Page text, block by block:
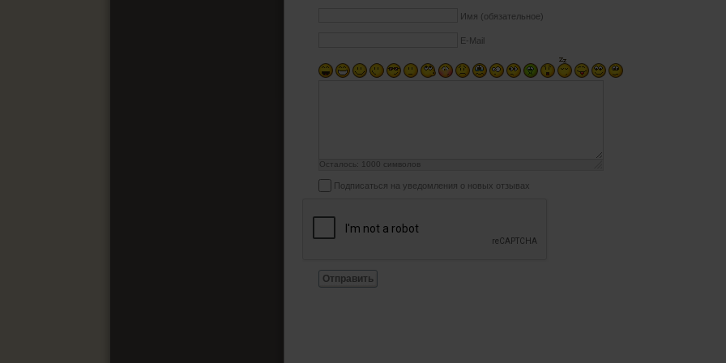
Имя (обязательное)
E-Mail
Осталось: 1000 символов
Подписаться на уведомления о новых отзывах
Отправить